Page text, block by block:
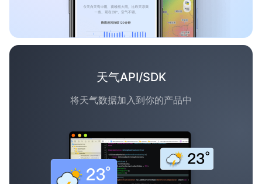
天气API/SDK
将天气数据加入到你的产品中